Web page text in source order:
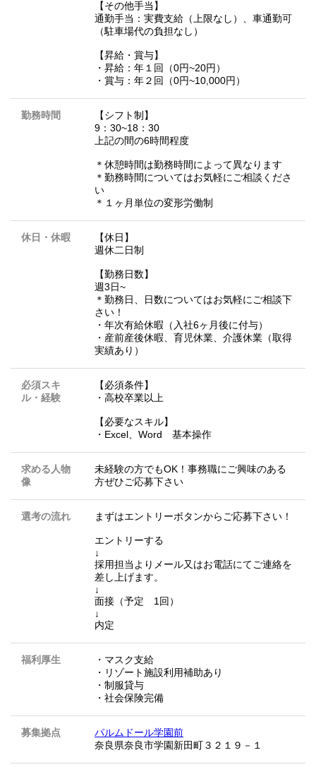
【その他手当】
通勤手当：実費支給（上限なし）、車通勤可
（駐車場代の負担なし）
【昇給・賞与】
・昇給：年１回（0円~20円）
・賞与：年２回（0円~10,000円）
勤務時間
【シフト制】
9：30~18：30
上記の間の6時間程度
＊休憩時間は勤務時間によって異なります
＊勤務時間についてはお気軽にご相談くださ
い
＊１ヶ月単位の変形労働制
休日・休暇
【休日】
週休二日制
【勤務日数】
週3日~
＊勤務日、日数についてはお気軽にご相談下
さい！
・年次有給休暇（入社6ヶ月後に付与）
・産前産後休暇、育児休業、介護休業（取得
実績あり）
必須スキ
ル・経験
【必須条件】
・高校卒業以上
【必要なスキル】
・Excel、Word 基本操作
求める人物
像
未経験の方でもOK！事務職にご興味のある
方ぜひご応募下さい
選考の流れ まずはエントリーボタンからご応募下さい！
エントリーする
↓
採用担当よりメール又はお電話にてご連絡を
差し上げます。
↓
面接（予定 1回）
↓
内定
福利厚生
・マスク支給
・リゾート施設利用補助あり
・制服貸与
・社会保険完備
募集拠点
パルムドール学園前
奈良県奈良市学園新田町３２１９－１